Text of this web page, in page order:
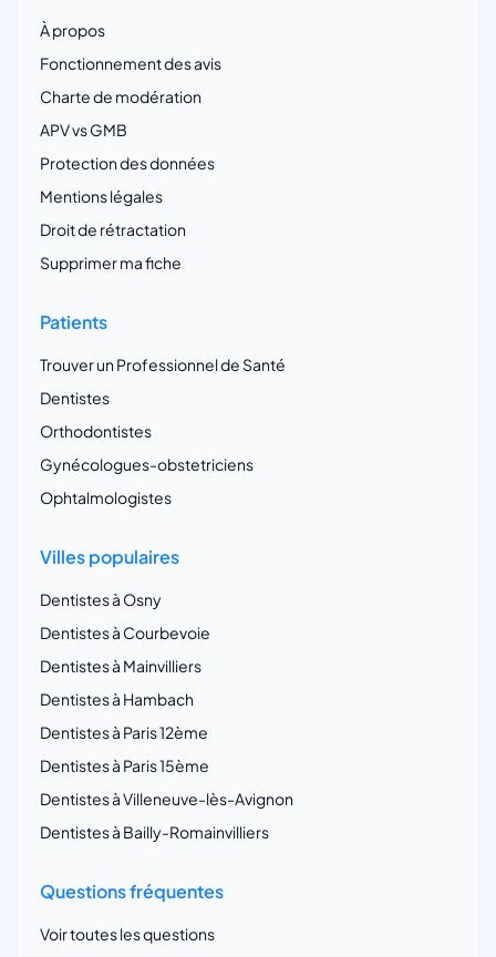
À propos
Fonctionnement des avis
Charte de modération
APV vs GMB
Protection des données
Mentions légales
Droit de rétractation
Supprimer ma fiche
Patients
Trouver un Professionnel de Santé
Dentistes
Orthodontistes
Gynécologues-obstetriciens
Ophtalmologistes
Villes populaires
Dentistes à Osny
Dentistes à Courbevoie
Dentistes à Mainvilliers
Dentistes à Hambach
Dentistes à Paris 12ème
Dentistes à Paris 15ème
Dentistes à Villeneuve-lès-Avignon
Dentistes à Bailly-Romainvilliers
Questions fréquentes
Voir toutes les questions